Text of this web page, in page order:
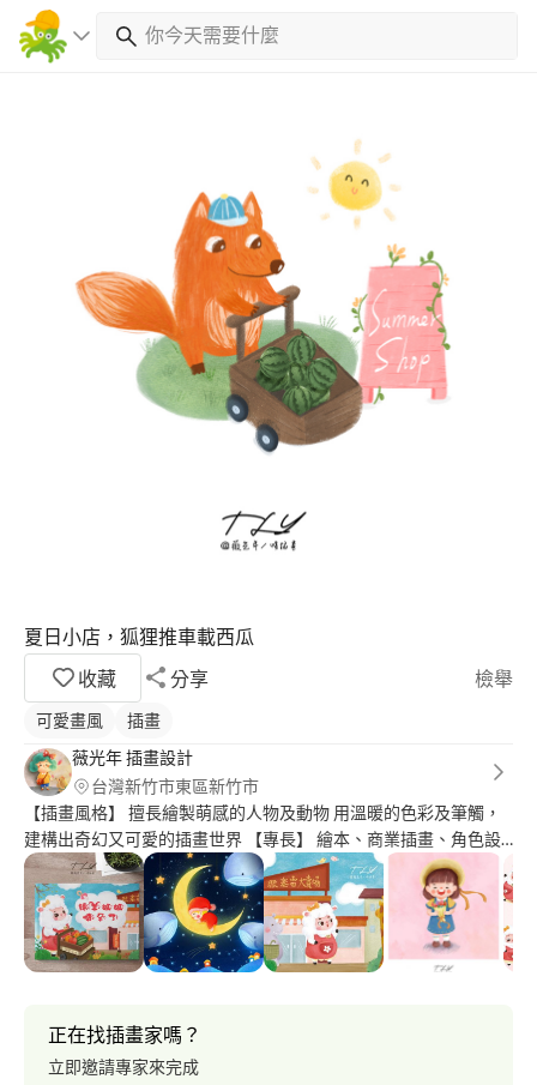
夏日小店，狐狸推車載西瓜
收藏
分享 檢舉
可愛畫風
插畫
薇光年 插畫設計
台灣新竹市東區新竹市
【插畫風格】 擅長繪製萌感的人物及動物 用溫暖的色彩及筆觸，
建構出奇幻又可愛的插畫世界 【專長】 繪本、商業插畫、角色設
計/寵物插畫 【插畫經歷】 1.泛亞文化 2.人類文化 3.富爾特圖庫 4.
南一 5.翰林 6.金安文教 7.香港圖書教育 8.桂冠：廣告插畫「2021
憧憬餐桌」 9.銀河文化出版社：「童遊英文字母趣：ABC」兒童英
文學習書 10.蘋果劇團：「綿羊媽媽懷孕了」、「豬小弟蓋房記」
繪本 11.桃園遠東百貨：2018公益聖誕活動主視覺設計 12.桃園遠
(2016-2021) 14.忠義基金會：出收養手冊封面/內頁插畫 15.靖娟兒
童文教基金會：手冊封面插畫/居家安全宣導插畫 16.昆山科技大學
畢業專題協同製作：台南觀光景點地圖插畫(主視覺及20個景點)
正在找插畫家嗎？
立即邀請專家來完成